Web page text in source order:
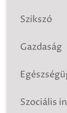
Szikszó
Gazdaság
Szociális